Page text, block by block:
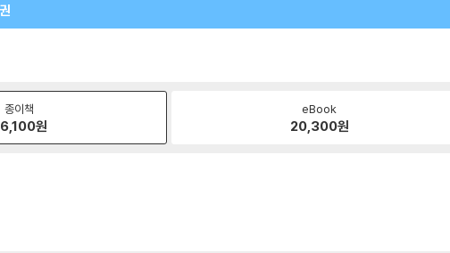
종이책
원
eBook
20,300원